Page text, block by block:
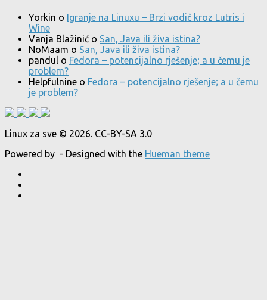
Yorkin o Igranje na Linuxu – Brzi vodič kroz Lutris i
Wine
Vanja Blažinić o San, Java ili živa istina?
NoMaam o San, Java ili živa istina?
pandul o Fedora – potencijalno rješenje; a u čemu je
problem?
Helpfulnine o Fedora – potencijalno rješenje; a u čemu
je problem?
Linux za sve © 2026. CC-BY-SA 3.0
Powered by - Designed with the Hueman theme